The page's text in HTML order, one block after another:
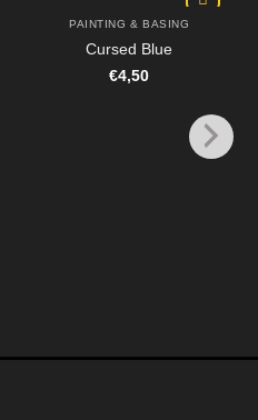
PAINTING & BASING
Cursed Blue
€4,50